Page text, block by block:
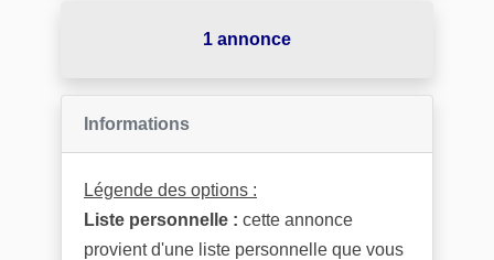
1 annonce
Informations
Légende des options :
Liste personnelle : cette annonce
provient d'une liste personnelle que vous